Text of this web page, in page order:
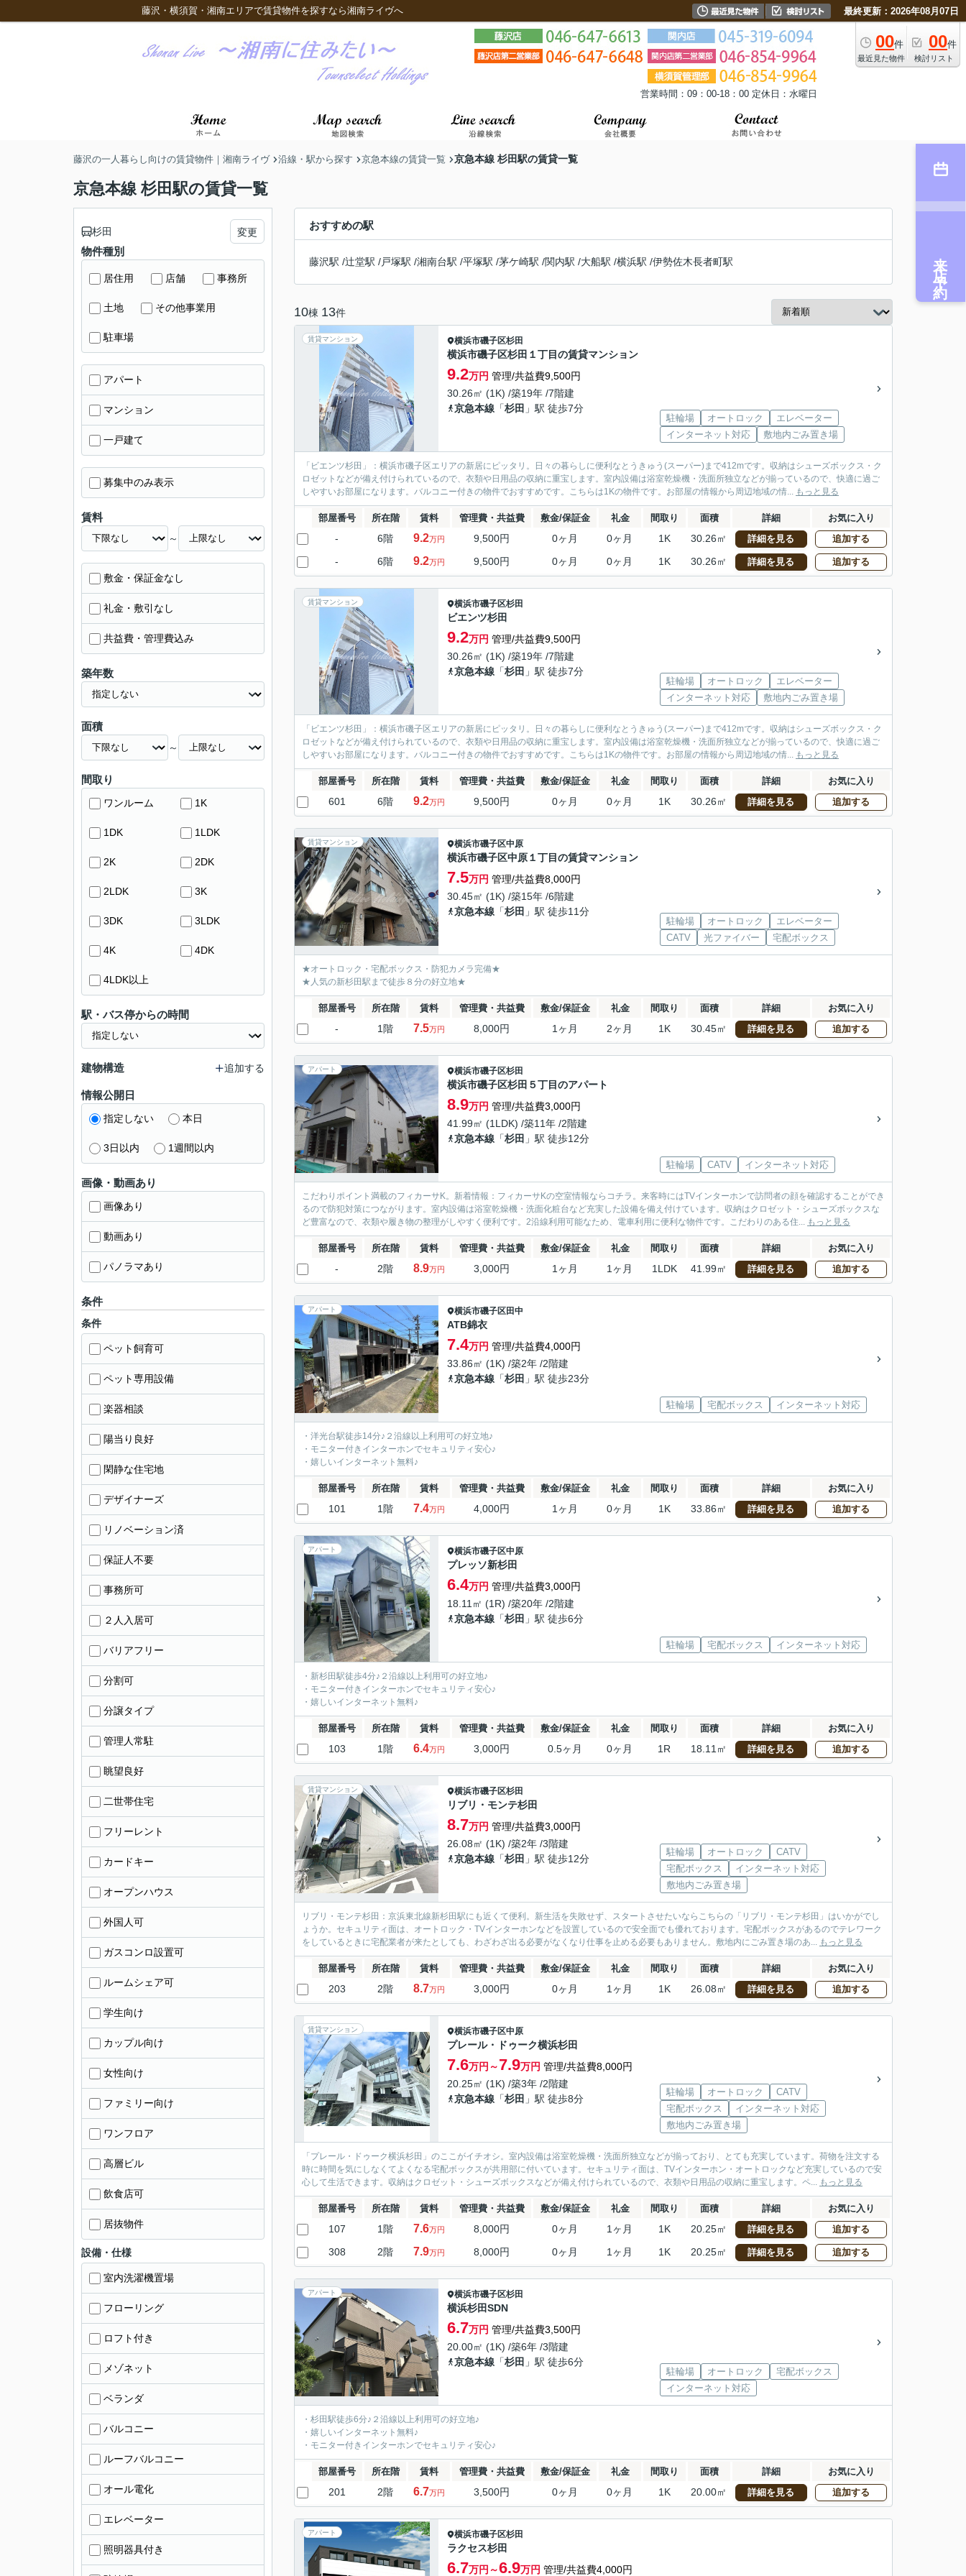
藤沢・横須賀・湘南エリアで賃貸物件を探すなら湘南ライヴへ 最終更新：2026年08月07日
00件
最近見た物件
00件
検討リスト
営業時間：09：00-18：00 定休日：水曜日
藤沢の一人暮らし向けの賃貸物件｜湘南ライヴ 沿線・駅から探す 京急本線の賃貸一覧 京急本線 杉田駅の賃貸一覧
京急本線 杉田駅の賃貸一覧
おすすめの駅
藤沢駅 /辻堂駅 /戸塚駅 /湘南台駅 /平塚駅 /茅ケ崎駅 /関内駅 /大船駅 /横浜駅 /伊勢佐木長者町駅
10棟 13件
賃貸マンション 横浜市磯子区杉田
横浜市磯子区杉田１丁目の賃貸マンション
9.2万円 管理/共益費9,500円
30.26㎡ (1K) /築19年 /7階建
京急本線 「杉田 」駅 徒歩7分
駐輪場 オートロック
エレベーター
インターネット対応
敷地内ごみ置き場
「ビエンツ杉田」：横浜市磯子区エリアの新居にピッタリ。日々の暮らしに便利なとうきゅう(スーパー)まで412mです。収納はシューズボックス・ク
ロゼットなどが備え付けられているので、衣類や日用品の収納に重宝します。室内設備は浴室乾燥機・洗面所独立などが揃っているので、快適に過ご
しやすいお部屋になります。バルコニー付きの物件でおすすめです。こちらは1Kの物件です。お部屋の情報から周辺地域の情... もっと見る
部屋番号 所在階 賃料 管理費・共益費 敷金/保証金 礼金 間取り 面積 詳細 お気に入り
- 6階 9.2万円 9,500円 0ヶ月 0ヶ月 1K 30.26㎡ 詳細を見る 追加する
- 6階 9.2万円 9,500円 0ヶ月 0ヶ月 1K 30.26㎡ 詳細を見る 追加する
賃貸マンション 横浜市磯子区杉田
ビエンツ杉田
9.2万円 管理/共益費9,500円
30.26㎡ (1K) /築19年 /7階建
京急本線 「杉田 」駅 徒歩7分
駐輪場 オートロック
エレベーター
インターネット対応
敷地内ごみ置き場
「ビエンツ杉田」：横浜市磯子区エリアの新居にピッタリ。日々の暮らしに便利なとうきゅう(スーパー)まで412mです。収納はシューズボックス・ク
ロゼットなどが備え付けられているので、衣類や日用品の収納に重宝します。室内設備は浴室乾燥機・洗面所独立などが揃っているので、快適に過ご
しやすいお部屋になります。バルコニー付きの物件でおすすめです。こちらは1Kの物件です。お部屋の情報から周辺地域の情... もっと見る
部屋番号 所在階 賃料 管理費・共益費 敷金/保証金 礼金 間取り 面積 詳細 お気に入り
601 6階 9.2万円 9,500円 0ヶ月 0ヶ月 1K 30.26㎡ 詳細を見る 追加する
賃貸マンション 横浜市磯子区中原
横浜市磯子区中原１丁目の賃貸マンション
7.5万円 管理/共益費8,000円
30.45㎡ (1K) /築15年 /6階建
京急本線 「杉田 」駅 徒歩11分
駐輪場 オートロック
エレベーター
CATV
光ファイバー 宅配ボックス
★オートロック・宅配ボックス・防犯カメラ完備★
★人気の新杉田駅まで徒歩８分の好立地★
部屋番号 所在階 賃料 管理費・共益費 敷金/保証金 礼金 間取り 面積 詳細 お気に入り
- 1階 7.5万円 8,000円 1ヶ月 2ヶ月 1K 30.45㎡ 詳細を見る 追加する
アパート 横浜市磯子区杉田
横浜市磯子区杉田５丁目のアパート
8.9万円 管理/共益費3,000円
41.99㎡ (1LDK) /築11年 /2階建
京急本線 「杉田 」駅 徒歩12分
駐輪場 CATV インターネット対応
こだわりポイント満載のフィカーサK。新着情報：フィカーサKの空室情報ならコチラ。来客時にはTVインターホンで訪問者の顔を確認することができ
るので防犯対策につながります。室内設備は浴室乾燥機・洗面化粧台など充実した設備を備え付けています。収納はクロゼット・シューズボックスな
ど豊富なので、衣類や履き物の整理がしやすく便利です。2沿線利用可能なため、電車利用に便利な物件です。こだわりのある住... もっと見る
部屋番号 所在階 賃料 管理費・共益費 敷金/保証金 礼金 間取り 面積 詳細 お気に入り
- 2階 8.9万円 3,000円 1ヶ月 1ヶ月 1LDK 41.99㎡ 詳細を見る 追加する
アパート 横浜市磯子区田中
ATB錦衣
7.4万円 管理/共益費4,000円
33.86㎡ (1K) /築2年 /2階建
京急本線 「杉田 」駅 徒歩23分
駐輪場 宅配ボックス インターネット対応
・洋光台駅徒歩14分♪２沿線以上利用可の好立地♪
・モニター付きインターホンでセキュリティ安心♪
・嬉しいインターネット無料♪
部屋番号 所在階 賃料 管理費・共益費 敷金/保証金 礼金 間取り 面積 詳細 お気に入り
101 1階 7.4万円 4,000円 1ヶ月 0ヶ月 1K 33.86㎡ 詳細を見る 追加する
アパート 横浜市磯子区中原
プレッソ新杉田
6.4万円 管理/共益費3,000円
18.11㎡ (1R) /築20年 /2階建
京急本線 「杉田 」駅 徒歩6分
駐輪場 宅配ボックス インターネット対応
・新杉田駅徒歩4分♪２沿線以上利用可の好立地♪
・モニター付きインターホンでセキュリティ安心♪
・嬉しいインターネット無料♪
部屋番号 所在階 賃料 管理費・共益費 敷金/保証金 礼金 間取り 面積 詳細 お気に入り
103 1階 6.4万円 3,000円 0.5ヶ月 0ヶ月 1R 18.11㎡ 詳細を見る 追加する
賃貸マンション 横浜市磯子区杉田
リブリ・モンテ杉田
8.7万円 管理/共益費3,000円
26.08㎡ (1K) /築2年 /3階建
京急本線 「杉田 」駅 徒歩12分
駐輪場 オートロック
CATV
宅配ボックス
インターネット対応
敷地内ごみ置き場
リブリ・モンテ杉田：京浜東北線新杉田駅にも近くて便利。新生活を失敗せず、スタートさせたいならこちらの「リブリ・モンテ杉田」はいかがでし
ょうか。セキュリティ面は、オートロック・TVインターホンなどを設置しているので安全面でも優れております。宅配ボックスがあるのでテレワーク
をしているときに宅配業者が来たとしても、わざわざ出る必要がなくなり仕事を止める必要もありません。敷地内にごみ置き場のあ... もっと見る
部屋番号 所在階 賃料 管理費・共益費 敷金/保証金 礼金 間取り 面積 詳細 お気に入り
203 2階 8.7万円 3,000円 0ヶ月 1ヶ月 1K 26.08㎡ 詳細を見る 追加する
賃貸マンション 横浜市磯子区中原
プレール・ドゥーク横浜杉田
7.6万円～7.9万円 管理/共益費8,000円
20.25㎡ (1K) /築3年 /2階建
京急本線 「杉田 」駅 徒歩8分
駐輪場 オートロック
CATV
宅配ボックス
インターネット対応
敷地内ごみ置き場
「プレール・ドゥーク横浜杉田」のここがイチオシ。室内設備は浴室乾燥機・洗面所独立などが揃っており、とても充実しています。荷物を注文する
時に時間を気にしなくてよくなる宅配ボックスが共用部に付いています。セキュリティ面は、TVインターホン・オートロックなど充実しているので安
心して生活できます。収納はクロゼット・シューズボックスなどが備え付けられているので、衣類や日用品の収納に重宝します。ペ... もっと見る
部屋番号 所在階 賃料 管理費・共益費 敷金/保証金 礼金 間取り 面積 詳細 お気に入り
107 1階 7.6万円 8,000円 0ヶ月 1ヶ月 1K 20.25㎡ 詳細を見る 追加する
308 2階 7.9万円 8,000円 0ヶ月 1ヶ月 1K 20.25㎡ 詳細を見る 追加する
アパート 横浜市磯子区杉田
横浜杉田SDN
6.7万円 管理/共益費3,500円
20.00㎡ (1K) /築6年 /3階建
京急本線 「杉田 」駅 徒歩6分
駐輪場 オートロック
宅配ボックス
インターネット対応
・杉田駅徒歩6分♪２沿線以上利用可の好立地♪
・嬉しいインターネット無料♪
・モニター付きインターホンでセキュリティ安心♪
部屋番号 所在階 賃料 管理費・共益費 敷金/保証金 礼金 間取り 面積 詳細 お気に入り
201 2階 6.7万円 3,500円 0ヶ月 0ヶ月 1K 20.00㎡ 詳細を見る 追加する
アパート 横浜市磯子区杉田
ラクセス杉田
6.7万円～6.9万円 管理/共益費4,000円
杉田 変更
物件種別
居住用 店舗 事務所
土地 その他事業用
駐車場
アパート
マンション
一戸建て
募集中のみ表示
賃料
～
敷金・保証金なし
礼金・敷引なし
共益費・管理費込み
築年数
面積
～
間取り
ワンルーム 1K
1DK 1LDK
2K 2DK
2LDK 3K
3DK 3LDK
4K 4DK
4LDK以上
駅・バス停からの時間
建物構造 追加する
情報公開日
指定しない 本日
3日以内 1週間以内
画像・動画あり
画像あり
動画あり
パノラマあり
条件
条件
ペット飼育可
ペット専用設備
楽器相談
陽当り良好
閑静な住宅地
デザイナーズ
リノベーション済
保証人不要
事務所可
２人入居可
バリアフリー
分割可
分譲タイプ
管理人常駐
眺望良好
二世帯住宅
フリーレント
カードキー
オープンハウス
外国人可
ガスコンロ設置可
ルームシェア可
学生向け
カップル向け
女性向け
ファミリー向け
ワンフロア
高層ビル
飲食店可
居抜物件
設備・仕様
室内洗濯機置場
フローリング
ロフト付き
メゾネット
ベランダ
バルコニー
ルーフバルコニー
オール電化
エレベーター
照明器具付き
来店予約